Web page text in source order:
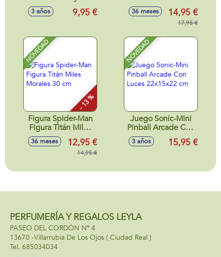
Sweethearts, con
muñeco, accesorio
colecc¡onables
3 años 9,95 €
Transforma tu
juego del Slime
con nuevas texturas
36 meses 14,95 €
17,95 €
NOVEDAD
- 13 %
Figura Spider-Man
Figura Titán Miles
Morales 30 cm
36 meses 12,95 €
14,95 €
NOVEDAD
Juego Sonic-Mini
Pinball Arcade Con
Luces 22x15x22
3 años 15,95 €
PERFUMERÍA Y REGALOS LEYLA
PASEO DEL CORDÓN Nº 4
13670 -Villarrubia De Los Ojos ( Ciudad Real )
685034034